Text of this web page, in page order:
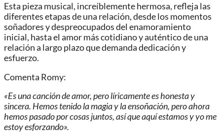
Esta pieza musical, increíblemente hermosa, refleja las
diferentes etapas de una relación, desde los momentos
soñadores y despreocupados del enamoramiento
inicial, hasta el amor más cotidiano y auténtico de una
relación a largo plazo que demanda dedicación y
esfuerzo.
Comenta Romy:
«Es una canción de amor, pero líricamente es honesta y
sincera. Hemos tenido la magia y la ensoñación, pero ahora
hemos pasado por cosas juntos, así que aquí estamos y yo me
estoy esforzando».